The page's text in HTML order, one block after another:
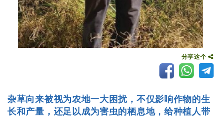
分享这个
杂草向来被视为农地一大困扰，不仅影响作物的生
长和产量，还足以成为害虫的栖息地，给种植人带